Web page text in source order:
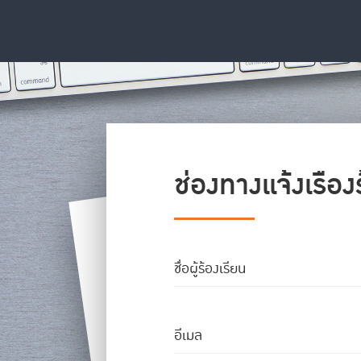
ช่องทางแจ้งเรื่อ
ชื่อผู้ร้องเรียน
อีเมล